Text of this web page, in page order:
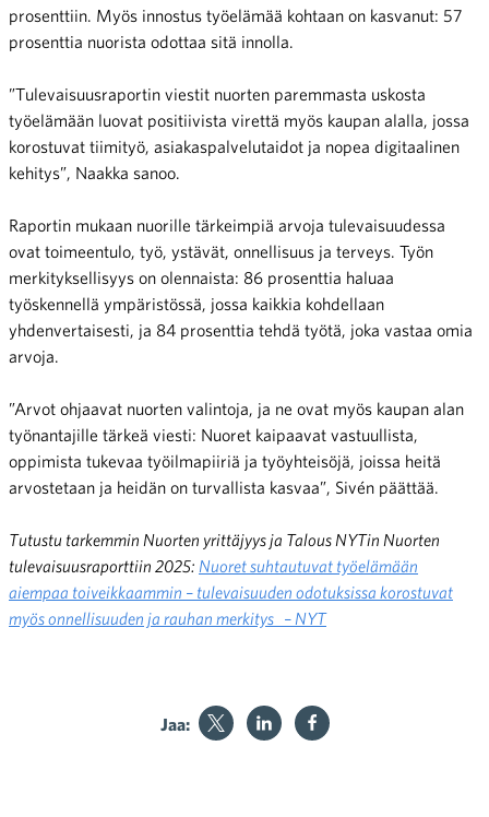
prosenttiin. Myös innostus työelämää kohtaan on kasvanut: 57
prosenttia nuorista odottaa sitä innolla.
”Tulevaisuusraportin viestit nuorten paremmasta uskosta
työelämään luovat positiivista virettä myös kaupan alalla, jossa
korostuvat tiimityö, asiakaspalvelutaidot ja nopea digitaalinen
kehitys”, Naakka sanoo.
Raportin mukaan nuorille tärkeimpiä arvoja tulevaisuudessa
ovat toimeentulo, työ, ystävät, onnellisuus ja terveys. Työn
merkityksellisyys on olennaista: 86 prosenttia haluaa
työskennellä ympäristössä, jossa kaikkia kohdellaan
yhdenvertaisesti, ja 84 prosenttia tehdä työtä, joka vastaa omia
arvoja.
”Arvot ohjaavat nuorten valintoja, ja ne ovat myös kaupan alan
työnantajille tärkeä viesti: Nuoret kaipaavat vastuullista,
oppimista tukevaa työilmapiiriä ja työyhteisöjä, joissa heitä
arvostetaan ja heidän on turvallista kasvaa”, Sivén päättää.
Tutustu tarkemmin Nuorten yrittäjyys ja Talous NYTin Nuorten
tulevaisuusraporttiin 2025: Nuoret suhtautuvat työelämään
aiempaa toiveikkaammin – tulevaisuuden odotuksissa korostuvat
myös onnellisuuden ja rauhan merkitys – NYT
Jaa: